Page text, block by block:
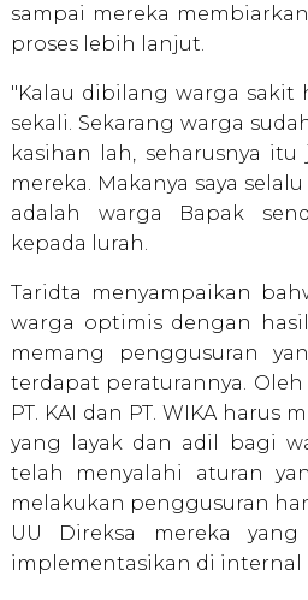
sampai mereka
proses lebih lanjut.
"Kalau dibilang warga sakit
sekali. Sekarang warga
kasihan lah, seharusnya
mereka. Makanya saya
adalah warga Bapak
kepada lurah.
Taridta menyampaikan
warga optimis dengan
memang penggusuran
terdapat peraturannya.
PT. KAI dan PT. WIKA
yang layak dan adil bagi
telah menyalahi aturan
melakukan penggusuran
UU Direksa mereka
implementasikan di internal